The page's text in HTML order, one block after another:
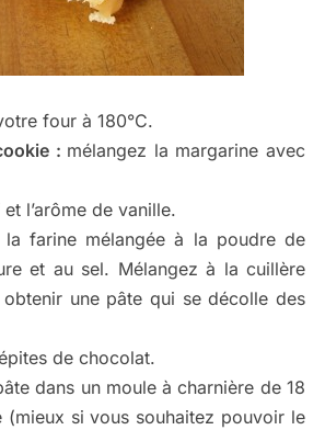
four à 180°C.
: mélangez la margarine avec
l’arôme de vanille.
la farine mélangée à la poudre de
et au sel. Mélangez à la cuillère
obtenir une pâte qui se décolle des
de chocolat.
dans un moule à charnière de 18
(mieux si vous souhaitez pouvoir le